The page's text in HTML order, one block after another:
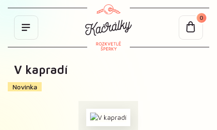
0
V kapradí
Novinka